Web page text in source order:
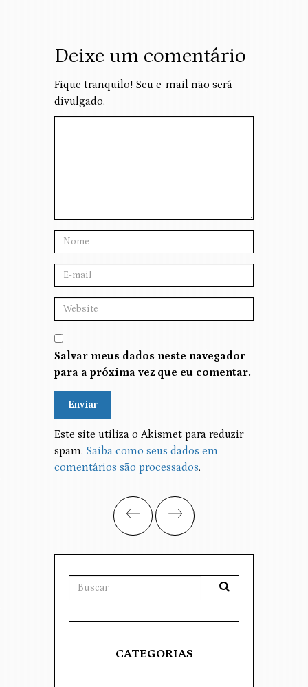
Deixe um comentário
Fique tranquilo! Seu e-mail não será
divulgado.
Salvar meus dados neste navegador
para a próxima vez que eu comentar.
Alternative:
Este site utiliza o Akismet para reduzir
spam. Saiba como seus dados em
comentários são processados.
CATEGORIAS